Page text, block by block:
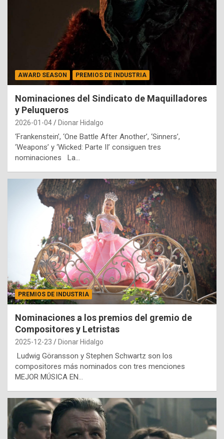
AWARD SEASON PREMIOS DE INDUSTRIA
Nominaciones del Sindicato de Maquilladores
y Peluqueros
2026-01-04 Dionar Hidalgo
‘Frankenstein’, ‘One Battle After Another’, ‘Sinners’,
‘Weapons’ y ‘Wicked: Parte II’ consiguen tres
nominaciones La…
PREMIOS DE INDUSTRIA
Nominaciones a los premios del gremio de
Compositores y Letristas
2025-12-23 Dionar Hidalgo
Ludwig Göransson y Stephen Schwartz son los
compositores más nominados con tres menciones
MEJOR MÚSICA EN…